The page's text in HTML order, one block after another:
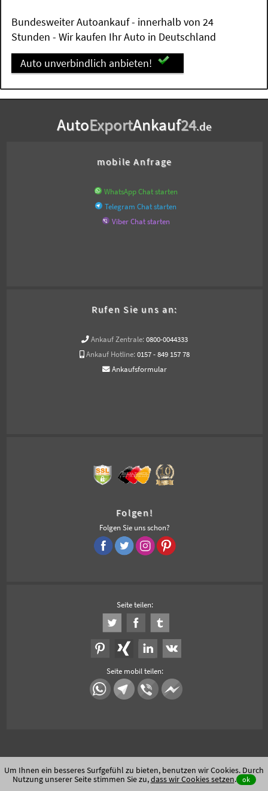
Bundesweiter Autoankauf - innerhalb von 24
Stunden - Wir kaufen Ihr Auto in Deutschland
Auto unverbindlich anbieten!
AutoExportAnkauf24.de
mobile Anfrage
WhatsApp Chat starten
Telegram Chat starten
Viber Chat starten
Rufen Sie uns an:
Ankauf Zentrale: 0800-0044333
Ankauf Hotline: 0157 - 849 157 78
Ankaufsformular
Folgen!
Folgen Sie uns schon?
Seite teilen:
Seite mobil teilen:
Um Ihnen ein besseres Surfgefühl zu bieten, benutzen wir Cookies. Durch
Nutzung unserer Seite stimmen Sie zu,dass wir Cookies setzen. ok